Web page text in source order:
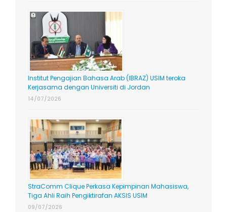
Institut Pengajian Bahasa Arab (IBRAZ) USIM teroka
Kerjasama dengan Universiti di Jordan
14/07/2026
StraComm Clique Perkasa Kepimpinan Mahasiswa,
Tiga Ahli Raih Pengiktirafan AKSIS USIM
09/07/2026